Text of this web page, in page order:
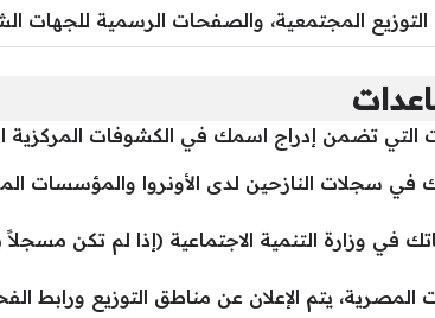
التوزيع المجتمعية، والصفحات الرسمية للجهات
تضمن إدراج اسمك في الكشوفات المركزية
في سجلات النازحين لدى الأونروا والمؤسسات
في وزارة التنمية الاجتماعية (إذا لم تكن
يتم الإعلان عن مناطق التوزيع ورابط